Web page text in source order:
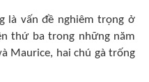
là vấn đề nghiêm trọng ở
thứ ba trong những năm
Maurice, hai chú gà trống